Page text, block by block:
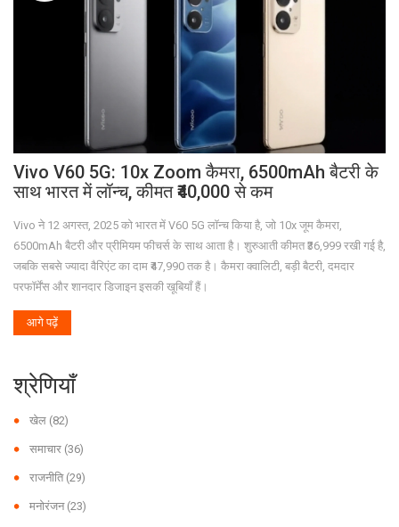
Vivo V60 5G: 10x Zoom कैमरा, 6500mAh बैटरी के
साथ भारत में लॉन्च, कीमत ₹40,000 से कम
Vivo ने 12 अगस्त, 2025 को भारत में V60 5G लॉन्च किया है, जो 10x जूम कैमरा,
6500mAh बैटरी और प्रीमियम फीचर्स के साथ आता है। शुरुआती कीमत ₹36,999 रखी गई है,
जबकि सबसे ज्यादा वैरिएंट का दाम ₹47,990 तक है। कैमरा क्वालिटी, बड़ी बैटरी, दमदार
परफॉर्मेंस और शानदार डिजाइन इसकी खूबियाँ हैं।
आगे पढ़ें
श्रेणियाँ
खेल (82)
समाचार (36)
राजनीति (29)
मनोरंजन (23)